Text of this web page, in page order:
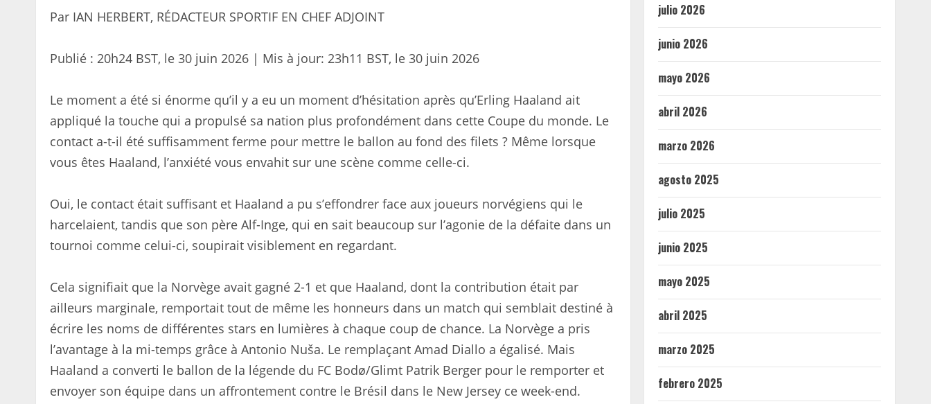
Par IAN HERBERT, RÉDACTEUR SPORTIF EN CHEF ADJOINT
Publié : 20h24 BST, le 30 juin 2026 | Mis à jour: 23h11 BST, le 30 juin 2026
Le moment a été si énorme qu’il y a eu un moment d’hésitation après qu’Erling Haaland ait
appliqué la touche qui a propulsé sa nation plus profondément dans cette Coupe du monde. Le
contact a-t-il été suffisamment ferme pour mettre le ballon au fond des filets ? Même lorsque
vous êtes Haaland, l’anxiété vous envahit sur une scène comme celle-ci.
Oui, le contact était suffisant et Haaland a pu s’effondrer face aux joueurs norvégiens qui le
harcelaient, tandis que son père Alf-Inge, qui en sait beaucoup sur l’agonie de la défaite dans un
tournoi comme celui-ci, soupirait visiblement en regardant.
Cela signifiait que la Norvège avait gagné 2-1 et que Haaland, dont la contribution était par
ailleurs marginale, remportait tout de même les honneurs dans un match qui semblait destiné à
écrire les noms de différentes stars en lumières à chaque coup de chance. La Norvège a pris
l’avantage à la mi-temps grâce à Antonio Nuša. Le remplaçant Amad Diallo a égalisé. Mais
Haaland a converti le ballon de la légende du FC Bodø/Glimt Patrik Berger pour le remporter et
envoyer son équipe dans un affrontement contre le Brésil dans le New Jersey ce week-end.
julio 2026
junio 2026
mayo 2026
abril 2026
marzo 2026
agosto 2025
julio 2025
junio 2025
mayo 2025
abril 2025
marzo 2025
febrero 2025